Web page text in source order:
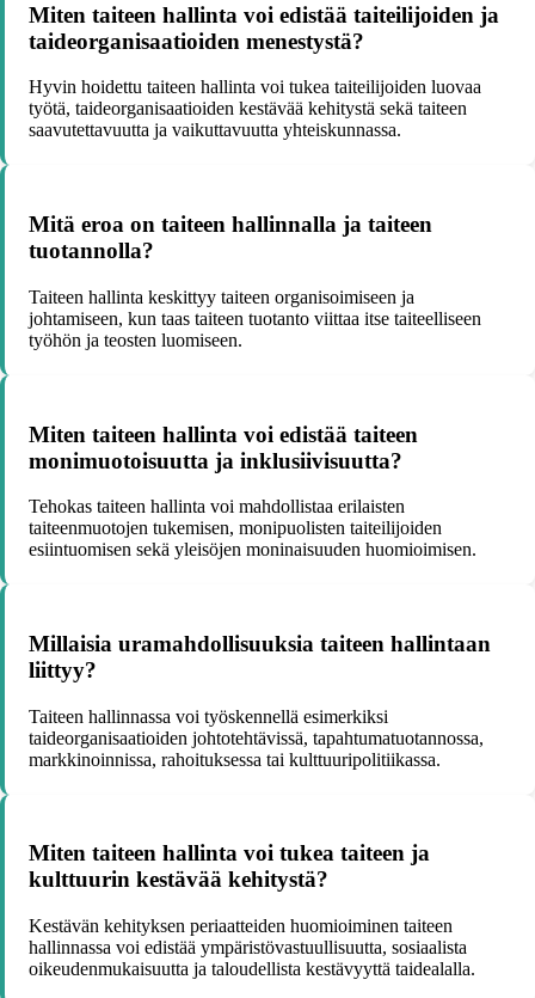
Miten taiteen hallinta voi edistää taiteilijoiden ja
taideorganisaatioiden menestystä?
Hyvin hoidettu taiteen hallinta voi tukea taiteilijoiden luovaa
työtä, taideorganisaatioiden kestävää kehitystä sekä taiteen
saavutettavuutta ja vaikuttavuutta yhteiskunnassa.
Mitä eroa on taiteen hallinnalla ja taiteen
tuotannolla?
Taiteen hallinta keskittyy taiteen organisoimiseen ja
johtamiseen, kun taas taiteen tuotanto viittaa itse taiteelliseen
työhön ja teosten luomiseen.
Miten taiteen hallinta voi edistää taiteen
monimuotoisuutta ja inklusiivisuutta?
Tehokas taiteen hallinta voi mahdollistaa erilaisten
taiteenmuotojen tukemisen, monipuolisten taiteilijoiden
esiintuomisen sekä yleisöjen moninaisuuden huomioimisen.
Millaisia uramahdollisuuksia taiteen hallintaan
liittyy?
Taiteen hallinnassa voi työskennellä esimerkiksi
taideorganisaatioiden johtotehtävissä, tapahtumatuotannossa,
markkinoinnissa, rahoituksessa tai kulttuuripolitiikassa.
Miten taiteen hallinta voi tukea taiteen ja
kulttuurin kestävää kehitystä?
Kestävän kehityksen periaatteiden huomioiminen taiteen
hallinnassa voi edistää ympäristövastuullisuutta, sosiaalista
oikeudenmukaisuutta ja taloudellista kestävyyttä taidealalla.